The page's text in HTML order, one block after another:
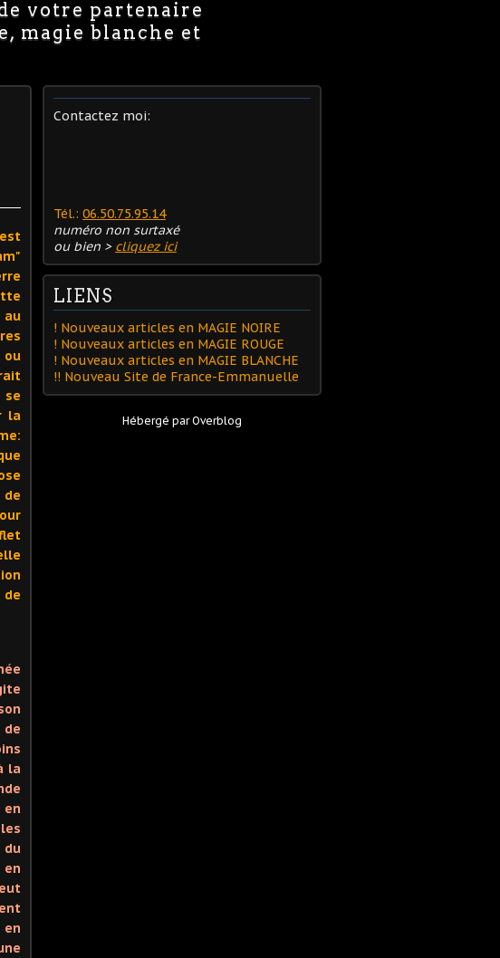
votre partenaire
magie blanche et
au
ou
se
la
de
de
la
en
du
Contactez moi:
Tél.: 06.50.75.95.14
numéro non surtaxé
ou bien > cliquez ici
LIENS
! Nouveaux articles en MAGIE NOIRE
! Nouveaux articles en MAGIE ROUGE
! Nouveaux articles en MAGIE BLANCHE
!! Nouveau Site de France-Emmanuelle
Hébergé parOverblog